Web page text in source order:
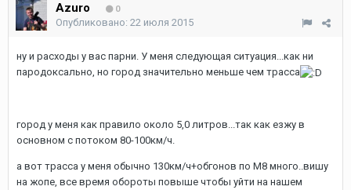
Azuro 0
Опубликовано: 22 июля 2015
ну и расходы у вас парни. У меня следующая ситуация...как ни
пародоксально, но город значительно меньше чем трасса
город у меня как правило около 5,0 литров...так как езжу в
основном с потоком 80-100км/ч.
а вот трасса у меня обычно 130км/ч+обгонов по М8 много..вишу
на жопе, все время обороты повыше чтобы уйти на нашем